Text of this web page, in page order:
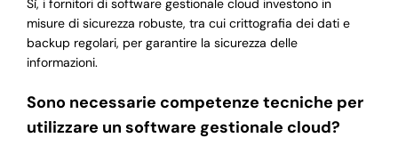
Sì, i fornitori di software gestionale cloud investono in
misure di sicurezza robuste, tra cui crittografia dei dati e
backup regolari, per garantire la sicurezza delle
informazioni.
Sono necessarie competenze tecniche per
utilizzare un software gestionale cloud?